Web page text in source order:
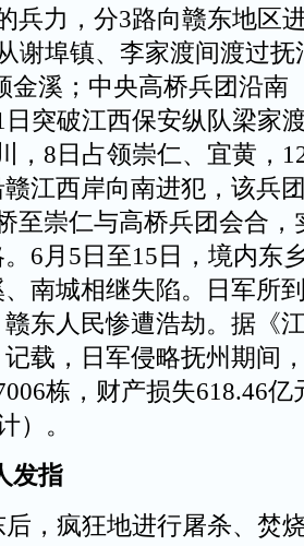
兵力，分3路向赣东地区
谢埠镇、李家渡间渡过抚
金溪；中央高桥兵团沿南
突破江西保安纵队梁家
，8日占领崇仁、宜黄，
江西岸向南进犯，该兵
至崇仁与高桥兵团会合，
6月5日至15日，境内东
南城相继失陷。日军所
东人民惨遭浩劫。据《
载，日军侵略抚州期间
栋，财产损失618.46亿
）。
发指
，疯狂地进行屠杀、焚